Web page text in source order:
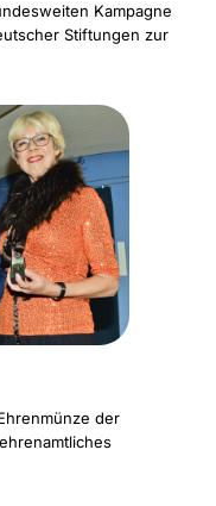
Kampagne
Stiftungen zur
der